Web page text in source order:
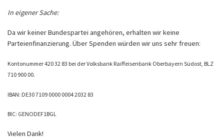
In eigener Sache:
Da wir keiner Bundespartei angehören, erhalten wir keine
Parteienfinanzierung. Über Spenden würden wir uns sehr freuen:
Kontonummer 420 32 83 bei der Volksbank Raiffeisenbank Oberbayern Südost, BLZ
710 900 00.
IBAN: DE30 7109 0000 0004 2032 83
BIC: GENODEF1BGL
Vielen Dank!